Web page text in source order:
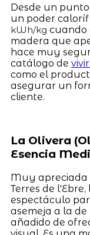
Desde un
un poder
kWh/kg cuando
madera que
hace muy
catálogo de
como el
asegurar un
cliente.
La Olivera
Esencia
Muy apreciada
Terres de l'Ebre,
espectáculo
asemeja a la de
añadido de